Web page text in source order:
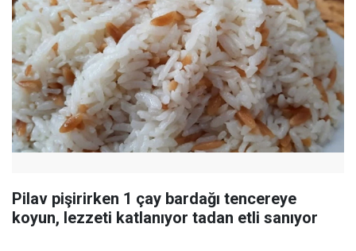
Pilav pişirirken 1 çay bardağı tencereye
koyun, lezzeti katlanıyor tadan etli sanıyor